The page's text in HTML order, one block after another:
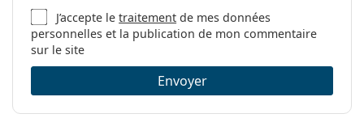
J’accepte letraitement de mes données
personnelles et la publication de mon commentaire
sur le site
Envoyer